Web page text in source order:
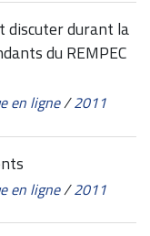
discuter durant la
du REMPEC
en ligne/2011
en ligne/2011